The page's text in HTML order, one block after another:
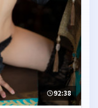
92:38